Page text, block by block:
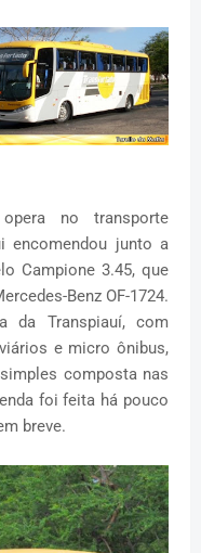
no transporte
encomendou junto a
Campione 3.45, que
Benz OF-1724.
Transpiauí, com
e micro ônibus,
composta nas
foi feita há pouco
breve.